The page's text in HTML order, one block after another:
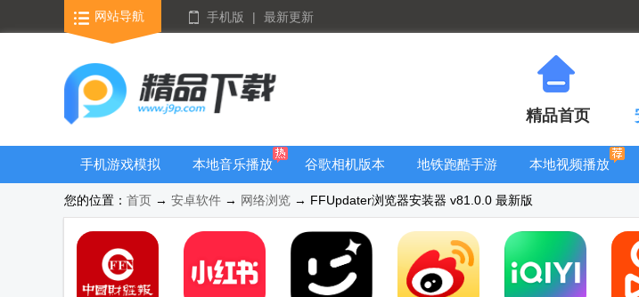
网站导航 手机版 | 最新更新
精品首页
手机游戏模拟
器安卓版合集
本地音乐播放
谷歌相机版本
地铁跑酷手游
大全
本地视频播放
您的位置： 首页 → 安卓软件 → 网络浏览 → FFUpdater浏览器安装器 v81.0.0 最新版